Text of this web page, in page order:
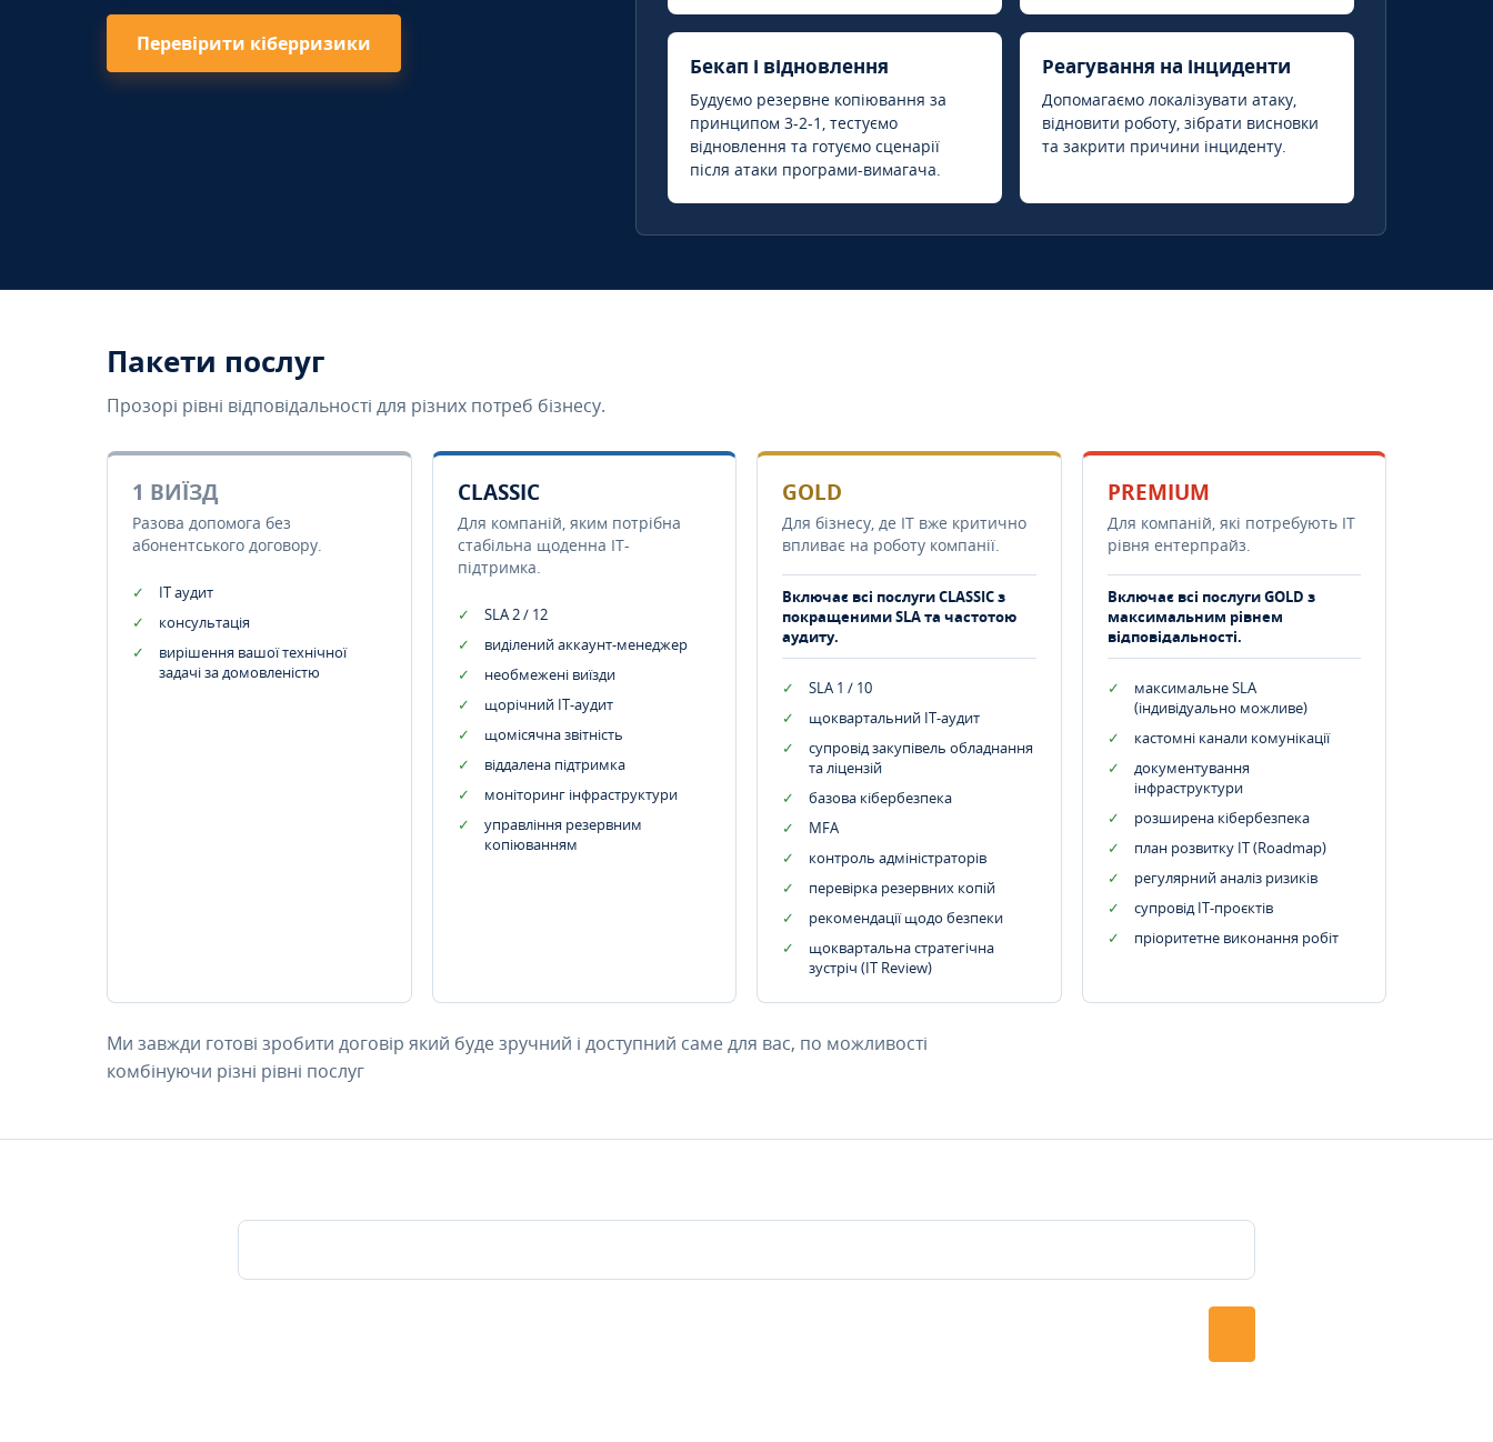
Перевірити кіберризики
Бекап і відновлення
Будуємо резервне копіювання за
принципом 3-2-1, тестуємо
відновлення та готуємо сценарії
після атаки програми-вимагача.
Реагування на інциденти
Допомагаємо локалізувати атаку,
відновити роботу, зібрати висновки
та закрити причини інциденту.
Пакети послуг
Прозорі рівні відповідальності для різних потреб бізнесу.
1 ВИЇЗД
Разова допомога без
абонентського договору.
IT аудит
консультація
вирішення вашої технічної
задачі за домовленістю
CLASSIC
Для компаній, яким потрібна
стабільна щоденна IT-
підтримка.
SLA 2 / 12
виділений аккаунт-менеджер
необмежені виїзди
щорічний IT-аудит
щомісячна звітність
віддалена підтримка
моніторинг інфраструктури
управління резервним
копіюванням
GOLD
Для бізнесу, де IT вже критично
впливає на роботу компанії.
Включає всі послуги CLASSIC з
покращеними SLA та частотою
аудиту.
SLA 1 / 10
щоквартальний IT-аудит
супровід закупівель обладнання
та ліцензій
базова кібербезпека
MFA
контроль адміністраторів
перевірка резервних копій
рекомендації щодо безпеки
щоквартальна стратегічна
зустріч (IT Review)
PREMIUM
Для компаній, які потребують ІТ
рівня ентерпрайз.
Включає всі послуги GOLD з
максимальним рівнем
відповідальності.
максимальне SLA
(індивідуально можливе)
кастомні канали комунікації
документування
інфраструктури
розширена кібербезпека
план розвитку IT (Roadmap)
регулярний аналіз ризиків
супровід ІТ-проєктів
пріоритетне виконання робіт
Ми завжди готові зробити договір який буде зручний і доступний саме для вас, по можливості
комбінуючи різні рівні послуг